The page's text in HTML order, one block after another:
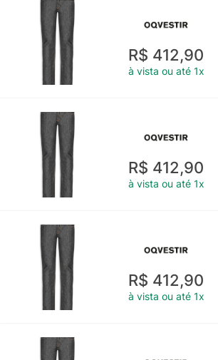
R$ 412,90
à vista ou até 1x
R$ 412,90
à vista ou até 1x
R$ 412,90
à vista ou até 1x